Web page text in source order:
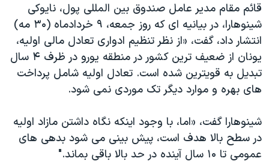
قائم مقام مدیر عامل صندوق بین المللی پول، نايوکی
شينوهارا، در بيانيه ای که روز جمعه، ۹ خردادماه (۳۰ مه)
انتشار داد، گفت، «از نظر تنظيم ادواری تعادل مالی اوليه،
يونان از ضعيف ترين کشور در منطقه یورو در ظرف ۴ سال
تبديل به قويترين شده است. تعادل اولیه شامل پرداخت
های بهره و موارد دیگر تک موردی نمی شود.
شينوهارا گفت، «اما، با وجود اينکه نگاه داشتن مازاد اولیه
در سطح بالا هدف است، پیش بینی می شود بدهی های
عمومی تا ۱۰ سال آينده در حد بالا باقی بماند."